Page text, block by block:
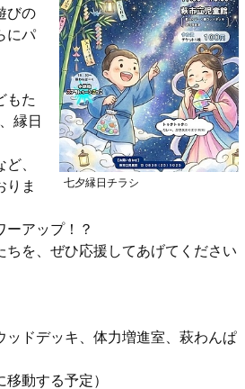
七夕縁日チラシ
びの
にパ
もた
縁日
、
りま
ーアップ！？
を、ぜひ応援してあげてください
ドデッキ、体力増進室、萩わんぱ
動する予定）